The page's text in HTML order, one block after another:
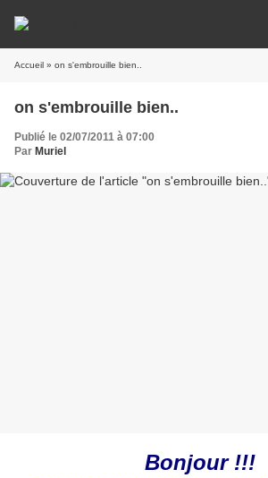
Accueil » on s'embrouille bien..
on s'embrouille bien..
Publié le 02/07/2011 à 07:00
Par Muriel
Bonjour !!!